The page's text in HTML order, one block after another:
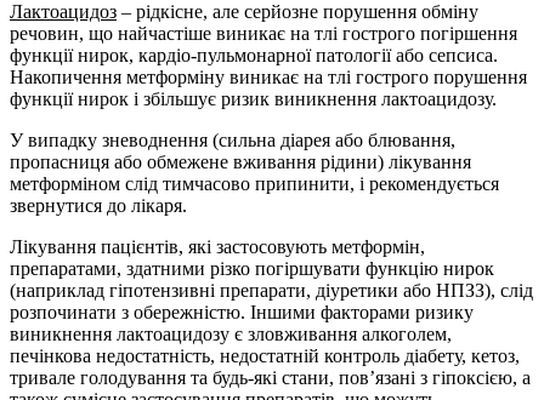
Лактоацидоз – рідкісне, але серйозне порушення обміну
речовин, що найчастіше виникає на тлі гострого погіршення
функції нирок, кардіо-пульмонарної патології або сепсиса.
Накопичення метформіну виникає на тлі гострого порушення
функції нирок і збільшує ризик виникнення лактоацидозу.
У випадку зневоднення (сильна діарея або блювання,
пропасниця або обмежене вживання рідини) лікування
метформіном слід тимчасово припинити, і рекомендується
звернутися до лікаря.
Лікування пацієнтів, які застосовують метформін,
препаратами, здатними різко погіршувати функцію нирок
(наприклад гіпотензивні препарати, діуретики або НПЗЗ), слід
розпочинати з обережністю. Іншими факторами ризику
виникнення лактоацидозу є зловживання алкоголем,
печінкова недостатність, недостатній контроль діабету, кетоз,
тривале голодування та будь-які стани, пов’язані з гіпоксією, а